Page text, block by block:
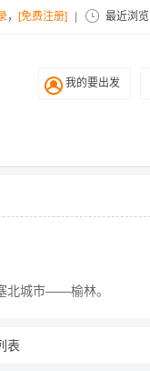
， [免费注册] 最近浏览
我的要出发
北城市——榆林。
表